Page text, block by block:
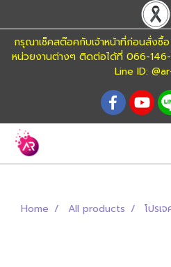
กรุณาเช็คสต๊อคกับเจ้าหน้าที่ก่อนสั่งซื้
หน่วยงานต่างๆ ติดต่อได้ที่ 066-
Line ID:
Home All products โปรเ